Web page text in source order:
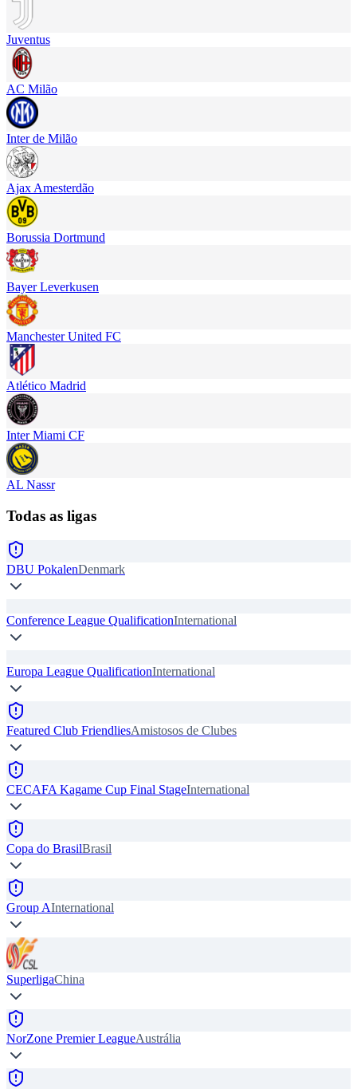
Juventus
AC Milão
Inter de Milão
Ajax Amesterdão
Borussia Dortmund
Bayer Leverkusen
Manchester United FC
Atlético Madrid
Inter Miami CF
AL Nassr
Todas as ligas
DBU PokalenDenmark
Conference League QualificationInternational
Europa League QualificationInternational
Featured Club FriendliesAmistosos de Clubes
CECAFA Kagame Cup Final StageInternational
Copa do BrasilBrasil
Group AInternational
SuperligaChina
NorZone Premier LeagueAustrália